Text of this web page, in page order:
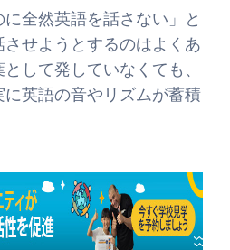
に全然英語を話さない」と
せようとするのはよくあ
して発していなくても、
英語の音やリズムが蓄積